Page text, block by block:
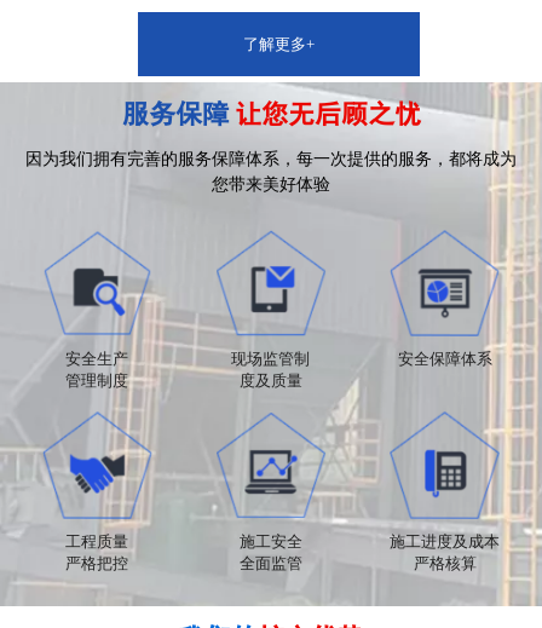
了解更多+
服务保障 让您无后顾之忧
因为我们拥有完善的服务保障体系，每一次提供的服务，都将成为
您带来美好体验
安全生产
管理制度
现场监管制
度及质量
安全保障体系
工程质量
严格把控
施工安全
全面监管
施工进度及成本
严格核算